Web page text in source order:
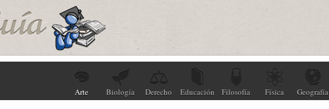
Arte Biología Derecho Educación Filosofía Física Geografía